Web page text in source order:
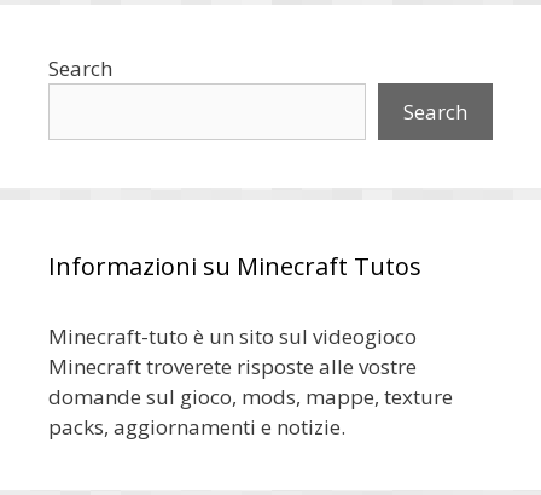
Search
Search
Informazioni su Minecraft Tutos
Minecraft-tuto è un sito sul videogioco
Minecraft troverete risposte alle vostre
domande sul gioco, mods, mappe, texture
packs, aggiornamenti e notizie.